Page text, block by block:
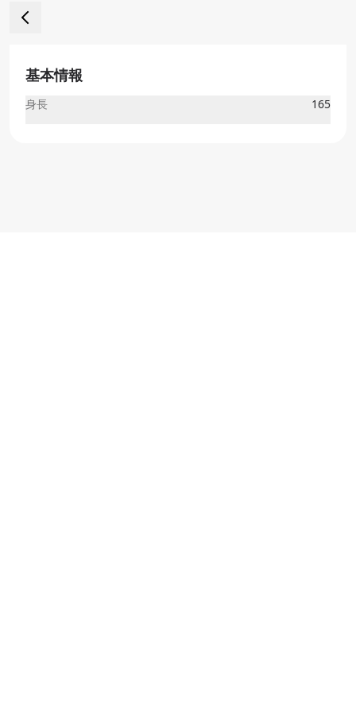
基本情報
身長 165